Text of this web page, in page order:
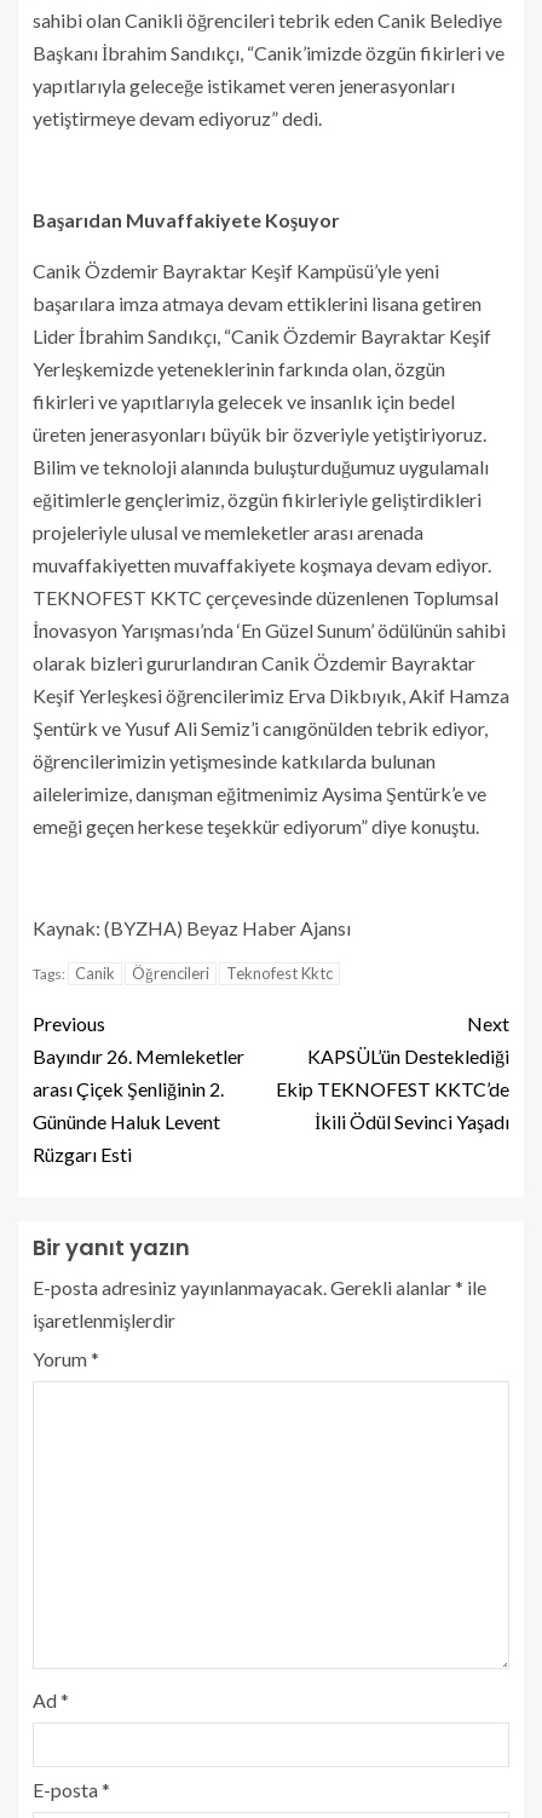
sahibi olan Canikli öğrencileri tebrik eden Canik Belediye
Başkanı İbrahim Sandıkçı, “Canik’imizde özgün fikirleri ve
yapıtlarıyla geleceğe istikamet veren jenerasyonları
yetiştirmeye devam ediyoruz” dedi.
Başarıdan Muvaffakiyete Koşuyor
Canik Özdemir Bayraktar Keşif Kampüsü’yle yeni
başarılara imza atmaya devam ettiklerini lisana getiren
Lider İbrahim Sandıkçı, “Canik Özdemir Bayraktar Keşif
Yerleşkemizde yeteneklerinin farkında olan, özgün
fikirleri ve yapıtlarıyla gelecek ve insanlık için bedel
üreten jenerasyonları büyük bir özveriyle yetiştiriyoruz.
Bilim ve teknoloji alanında buluşturduğumuz uygulamalı
eğitimlerle gençlerimiz, özgün fikirleriyle geliştirdikleri
projeleriyle ulusal ve memleketler arası arenada
muvaffakiyetten muvaffakiyete koşmaya devam ediyor.
TEKNOFEST KKTC çerçevesinde düzenlenen Toplumsal
İnovasyon Yarışması’nda ‘En Güzel Sunum’ ödülünün sahibi
olarak bizleri gururlandıran Canik Özdemir Bayraktar
Keşif Yerleşkesi öğrencilerimiz Erva Dikbıyık, Akif Hamza
Şentürk ve Yusuf Ali Semiz’i canıgönülden tebrik ediyor,
öğrencilerimizin yetişmesinde katkılarda bulunan
ailelerimize, danışman eğitmenimiz Aysima Şentürk’e ve
emeği geçen herkese teşekkür ediyorum” diye konuştu.
Kaynak: (BYZHA) Beyaz Haber Ajansı
Tags: Canik Öğrencileri Teknofest Kktc
Previous
Bayındır 26. Memleketler
arası Çiçek Şenliğinin 2.
Gününde Haluk Levent
Rüzgarı Esti
Next
KAPSÜL’ün Desteklediği
Ekip TEKNOFEST KKTC’de
İkili Ödül Sevinci Yaşadı
Bir yanıt yazın
E-posta adresiniz yayınlanmayacak. Gerekli alanlar* ile
işaretlenmişlerdir
Yorum*
Ad*
E-posta*